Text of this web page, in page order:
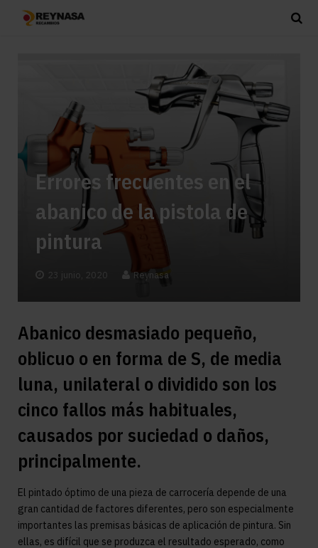
Errores frecuentes en el
abanico de la pistola de
pintura
23 junio, 2020 Reynasa
Abanico desmasiado pequeño,
oblicuo o en forma de S, de media
luna, unilateral o dividido son los
cinco fallos más habituales,
causados por suciedad o daños,
principalmente.
El pintado óptimo de una pieza de carrocería depende de una
gran cantidad de factores diferentes, pero son especialmente
importantes las premisas básicas de aplicación de pintura. Sin
ellas, es difícil que se produzca el resultado esperado, como